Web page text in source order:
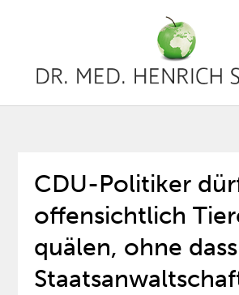
CDU-Politiker
offensichtlich
quälen, ohne